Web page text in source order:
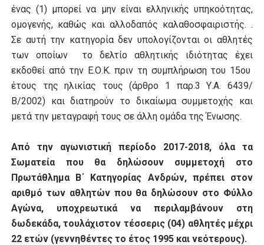
ένας (1) μπορεί να μην είναι ελληνικής υπηκοότητας,
ομογενής, καθώς και αλλοδαπός καλαθοσφαιριστής. .
Σε αυτή την κατηγορία δεν υπολογίζονται οι αθλητές
των οποίων το δελτίο αθλητικής ιδιότητας έχει
εκδοθεί από την Ε.Ο.Κ. πριν τη συμπλήρωση του 15ου
έτους της ηλικίας τους (άρθρο 1 παρ.3 Υ.Α. 6439/
Β/2002) και διατηρούν το δικαίωμα συμμετοχής και
μετά την μεταγραφή τους σε άλλη ομάδα της Ένωσης.
Από την αγωνιστική περίοδο 2017-2018, όλα τα
Σωματεία που θα δηλώσουν συμμετοχή στο
Πρωτάθλημα Β΄ Κατηγορίας Ανδρών, πρέπει στον
αριθμό των αθλητών που θα δηλώσουν στο Φύλλο
Αγώνα, υποχρεωτικά να περιλαμβάνουν στη
δωδεκάδα, τουλάχιστον τέσσερις (04) αθλητές μέχρι
22 ετών (γεννηθέντες το έτος 1995 και νεότερους).